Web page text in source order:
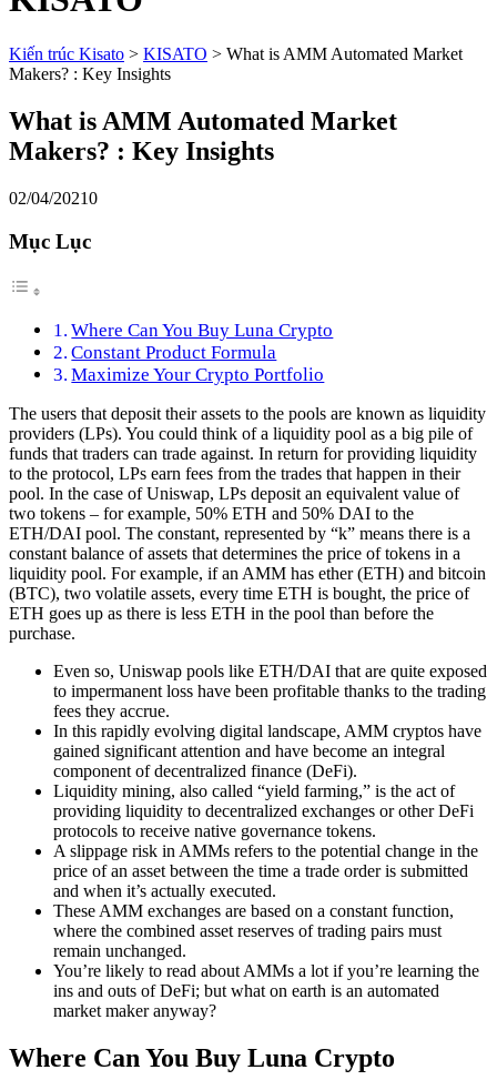
Kiến trúc Kisato > KISATO > What is AMM Automated Market
Makers? : Key Insights
What is AMM Automated Market
Makers? : Key Insights
02/04/20210
Mục Lục
Where Can You Buy Luna Crypto
Constant Product Formula
Maximize Your Crypto Portfolio
The users that deposit their assets to the pools are known as liquidity
providers (LPs). You could think of a liquidity pool as a big pile of
funds that traders can trade against. In return for providing liquidity
to the protocol, LPs earn fees from the trades that happen in their
pool. In the case of Uniswap, LPs deposit an equivalent value of
two tokens – for example, 50% ETH and 50% DAI to the
ETH/DAI pool. The constant, represented by “k” means there is a
constant balance of assets that determines the price of tokens in a
liquidity pool. For example, if an AMM has ether (ETH) and bitcoin
(BTC), two volatile assets, every time ETH is bought, the price of
ETH goes up as there is less ETH in the pool than before the
purchase.
Even so, Uniswap pools like ETH/DAI that are quite exposed
to impermanent loss have been profitable thanks to the trading
fees they accrue.
In this rapidly evolving digital landscape, AMM cryptos have
gained significant attention and have become an integral
component of decentralized finance (DeFi).
Liquidity mining, also called “yield farming,” is the act of
providing liquidity to decentralized exchanges or other DeFi
protocols to receive native governance tokens.
A slippage risk in AMMs refers to the potential change in the
price of an asset between the time a trade order is submitted
and when it’s actually executed.
These AMM exchanges are based on a constant function,
where the combined asset reserves of trading pairs must
remain unchanged.
You’re likely to read about AMMs a lot if you’re learning the
ins and outs of DeFi; but what on earth is an automated
market maker anyway?
Where Can You Buy Luna Crypto